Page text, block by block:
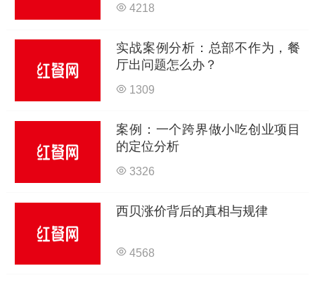
4218
实战案例分析：总部不作为，餐
厅出问题怎么办？
1309
案例：一个跨界做小吃创业项目
的定位分析
3326
西贝涨价背后的真相与规律
4568